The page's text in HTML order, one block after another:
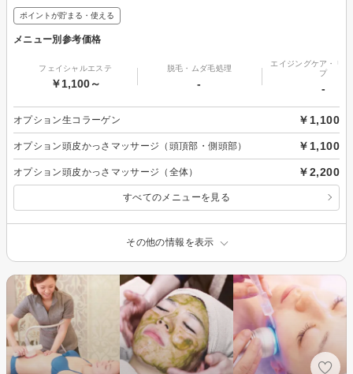
ポイントが貯まる・使える
メニュー別参考価格
フェイシャルエステ
￥1,100～
脱毛・ムダ毛処理
-
エイジングケア・リ
プ
-
オプション生コラーゲン ￥1,100
オプション頭皮かっさマッサージ（頭頂部・側頭部） ￥1,100
オプション頭皮かっさマッサージ（全体） ￥2,200
すべてのメニューを見る
その他の情報を表示